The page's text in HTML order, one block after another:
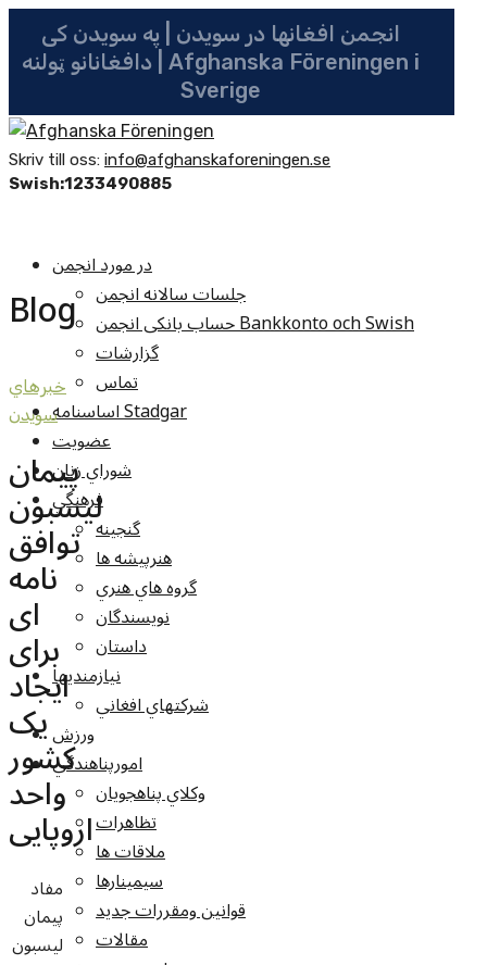
انجمن افغانها در سویدن | په سویدن کی
دافغانانو ټولنه | Afghanska Föreningen i
Sverige
Skriv till oss: info@afghanskaforeningen.se
Swish:1233490885
در مورد انجمن
جلسات سالانه انجمن
حساب بانکی انجمن Bankkonto och Swish
گزارشات
تماس
اساسنامه Stadgar
عضویت
شوراي زنان
فرهنگي
گنجينه
هنرپيشه ها
گروه هاي هنري
نويسندگان
داستان
نيازمنديها
شرکتهاي افغاني
ورزش
امورپناهندگي
وکلاي پناهجويان
تظاهرات
ملاقات ها
سيمينارها
قوانين ومقررات جديد
مقالات
Blog
خبرهاي
سويدن
پیمان
لیسبون
توافق
نامه
ای
برای
ایجاد
یک
کشور
واحد
اروپایی
مفاد
پیمان
لیسبون